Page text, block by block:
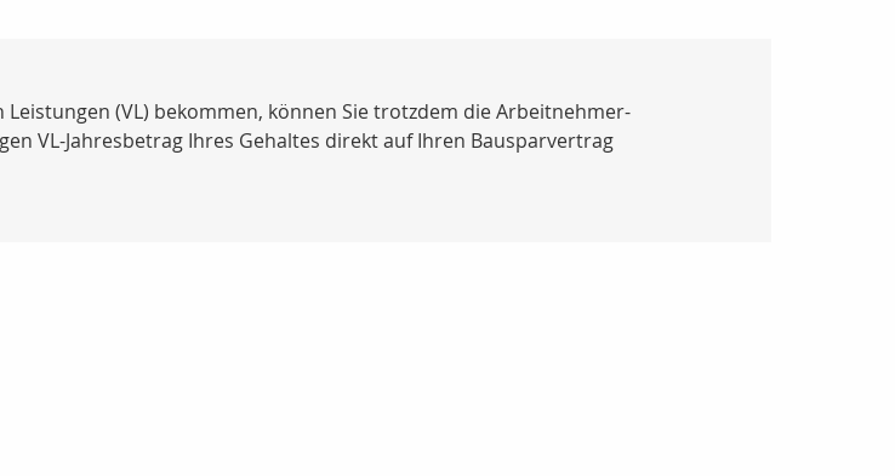
(VL) bekommen, können Sie trotzdem die Arbeitnehmer-
VL-Jahresbetrag Ihres Gehaltes direkt auf Ihren Bausparvertrag